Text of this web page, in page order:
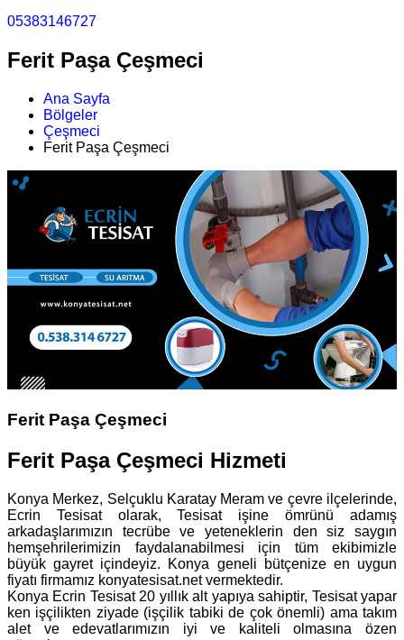
05383146727
Ferit Paşa Çeşmeci
Ana Sayfa
Bölgeler
Çeşmeci
Ferit Paşa Çeşmeci
Ferit Paşa Çeşmeci
Ferit Paşa Çeşmeci Hizmeti
Konya Merkez, Selçuklu Karatay Meram ve çevre ilçelerinde,
Ecrin Tesisat olarak, Tesisat işine ömrünü adamış
arkadaşlarımızın tecrübe ve yeteneklerin den siz saygın
hemşehrilerimizin faydalanabilmesi için tüm ekibimizle
büyük gayret içindeyiz. Konya geneli bütçenize en uygun
fiyatı firmamız konyatesisat.net vermektedir.
Konya Ecrin Tesisat 20 yıllık alt yapıya sahiptir, Tesisat yapar
ken işçilikten ziyade (işçilik tabiki de çok önemli) ama takım
alet ve edevatlarımızın iyi ve kaliteli olmasına özen